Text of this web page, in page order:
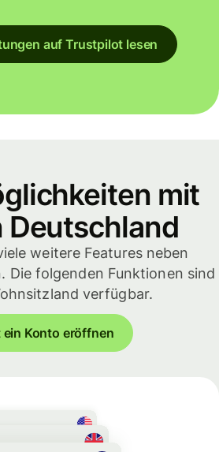
auf Trustpilot lesen
mit
Deutschland
weitere Features neben
Die folgenden Funktionen sind
verfügbar.
Konto eröffnen